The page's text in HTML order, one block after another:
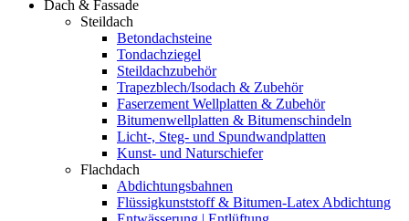
Dach & Fassade
Steildach
Betondachsteine
Tondachziegel
Steildachzubehör
Trapezblech/Isodach & Zubehör
Faserzement Wellplatten & Zubehör
Bitumenwellplatten & Bitumenschindeln
Licht-, Steg- und Spundwandplatten
Kunst- und Naturschiefer
Flachdach
Abdichtungsbahnen
Flüssigkunststoff & Bitumen-Latex Abdichtung